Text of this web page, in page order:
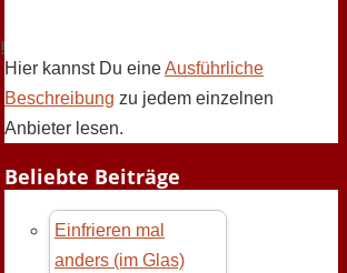
!
Hier kannst Du eineAusführliche
Beschreibung zu jedem einzelnen
Anbieter lesen.
Beliebte Beiträge
Einfrieren mal
anders (im Glas)